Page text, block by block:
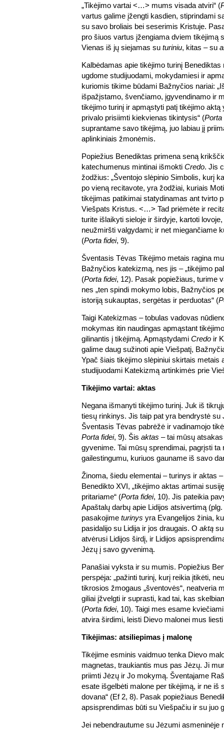
„Tikėjimo vartai <…> mums visada atviri“ (
vartus galime įžengti kasdien, stiprindami
su savo broliais bei seserimis Kristuje.
pro šiuos vartus įžengiama dviem tikėjimą
Vienas iš jų siejamas su turiniu, kitas – su
Kalbėdamas apie tikėjimo turinį
ugdome studijuodami, mokydamiesi ir
kuriomis tikime būdami Bažnyčios nariai:
išpažįstamo, švenčiamo, įgyvendinamo ir
tikėjimo turinį ir apmąstyti patį tikėjimo aktą
privalo prisiimti kiekvienas tikintysis“ (Porta
suprantame savo tikėjimą, juo labiau jį
aplinkiniais žmonėmis.
Popiežius Benediktas primena seną
katechumenus mintinai išmokti Credo. Jis
žodžius: „Šventojo slėpinio Simbolis, kurį
po vieną recitavote, yra žodžiai, kuriais
tikėjimas patikimai statydinamas ant tvirto
Viešpats Kristus. <…> Tad priėmėte ir
turite išlaikyti sieloje ir širdyje, kartoti
neužmiršti valgydami; ir net miegančiame
(Porta fidei, 9).
Šventasis Tėvas Tikėjimo metais ragina
Bažnyčios katekizmą, nes jis – „tikėjimo
(Porta fidei, 12). Pasak popiežiaus, turime
nes „ten spindi mokymo lobis, Bažnyčios
istoriją sukauptas, sergėtas ir perduotas“ (
Taigi Katekizmas – tobulas vadovas
mokymas itin naudingas apmąstant
gilinantis į tikėjimą. Apmąstydami Credo ir
galime daug sužinoti apie Viešpatį,
Ypač šiais tikėjimo slėpiniui skirtais metais
studijuodami Katekizmą artinkimės prie
Tikėjimo vartai: aktas
Negana išmanyti tikėjimo turinį. Juk iš
tiesų rinkinys. Jis taip pat yra bendrystė su
Šventasis Tėvas pabrėžė ir vadinamojo
Porta fidei, 9). Šis aktas – tai mūsų
gyvenime. Tai mūsų sprendimai, pagrįsti ta
gailestingumu, kuriuos gauname iš savo
Žinoma, šiedu elementai – turinys ir aktas
Benedikto XVI, „tikėjimo aktas artimai
pritariame“ (Porta fidei, 10). Jis pateikia
Apaštalų darbų apie Lidijos atsivertimą
pasakojime turinys yra Evangelijos žinia,
pasidalijo su Lidija ir jos draugais. O aktą
atvėrusi Lidijos širdį, ir Lidijos
Jėzų į savo gyvenimą.
Panašiai vyksta ir su mumis. Popiežius
perspėja: „pažinti turinį, kurį reikia įtikėti,
tikrosios žmogaus „šventovės“, neatveria
giliai įžvelgti ir suprasti, kad tai, kas
(Porta fidei, 10). Taigi mes esame
atvira širdimi, leisti Dievo malonei mus
Tikėjimas: atsiliepimas į malonę
Tikėjime esminis vaidmuo tenka Dievo
magnetas, traukiantis mus pas Jėzų. Ji
priimti Jėzų ir Jo mokymą. Šventajame
esate išgelbėti malone per tikėjimą, ir ne iš
dovana“ (Ef 2, 8). Pasak popiežiaus
apsisprendimas būti su Viešpačiu ir su juo
Jei nebendrautume su Jėzumi asmeninėje